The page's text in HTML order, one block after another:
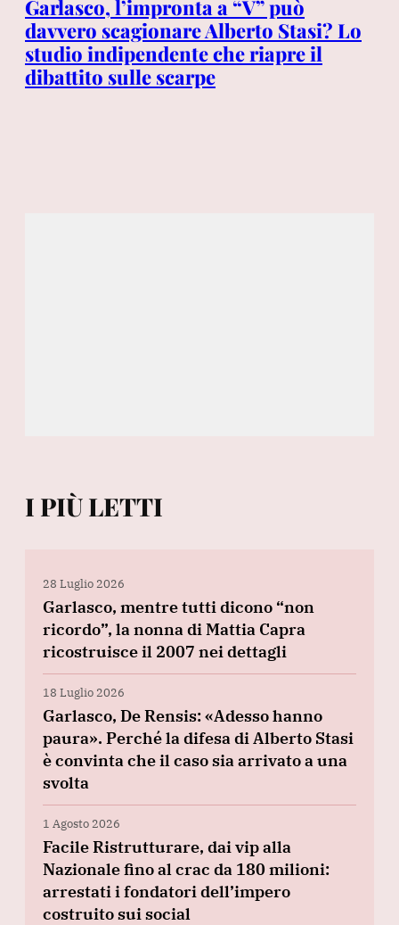
Garlasco, l’impronta a “V” può
davvero scagionare Alberto Stasi? Lo
studio indipendente che riapre il
dibattito sulle scarpe
I PIÙ LETTI
28 Luglio 2026
Garlasco, mentre tutti dicono “non
ricordo”, la nonna di Mattia Capra
ricostruisce il 2007 nei dettagli
18 Luglio 2026
Garlasco, De Rensis: «Adesso hanno
paura». Perché la difesa di Alberto Stasi
è convinta che il caso sia arrivato a una
svolta
1 Agosto 2026
Facile Ristrutturare, dai vip alla
Nazionale fino al crac da 180 milioni:
arrestati i fondatori dell’impero
costruito sui social